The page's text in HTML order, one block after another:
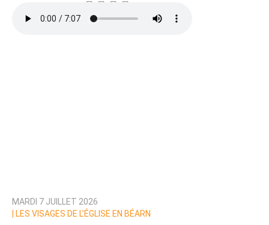
MARDI 7 JUILLET 2026
LES VISAGES DE L’ÉGLISE EN BÉARN